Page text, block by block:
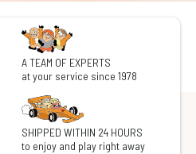
A TEAM OF EXPERTS
at your service since 1978
SHIPPED WITHIN 24 HOURS
to enjoy and play right away